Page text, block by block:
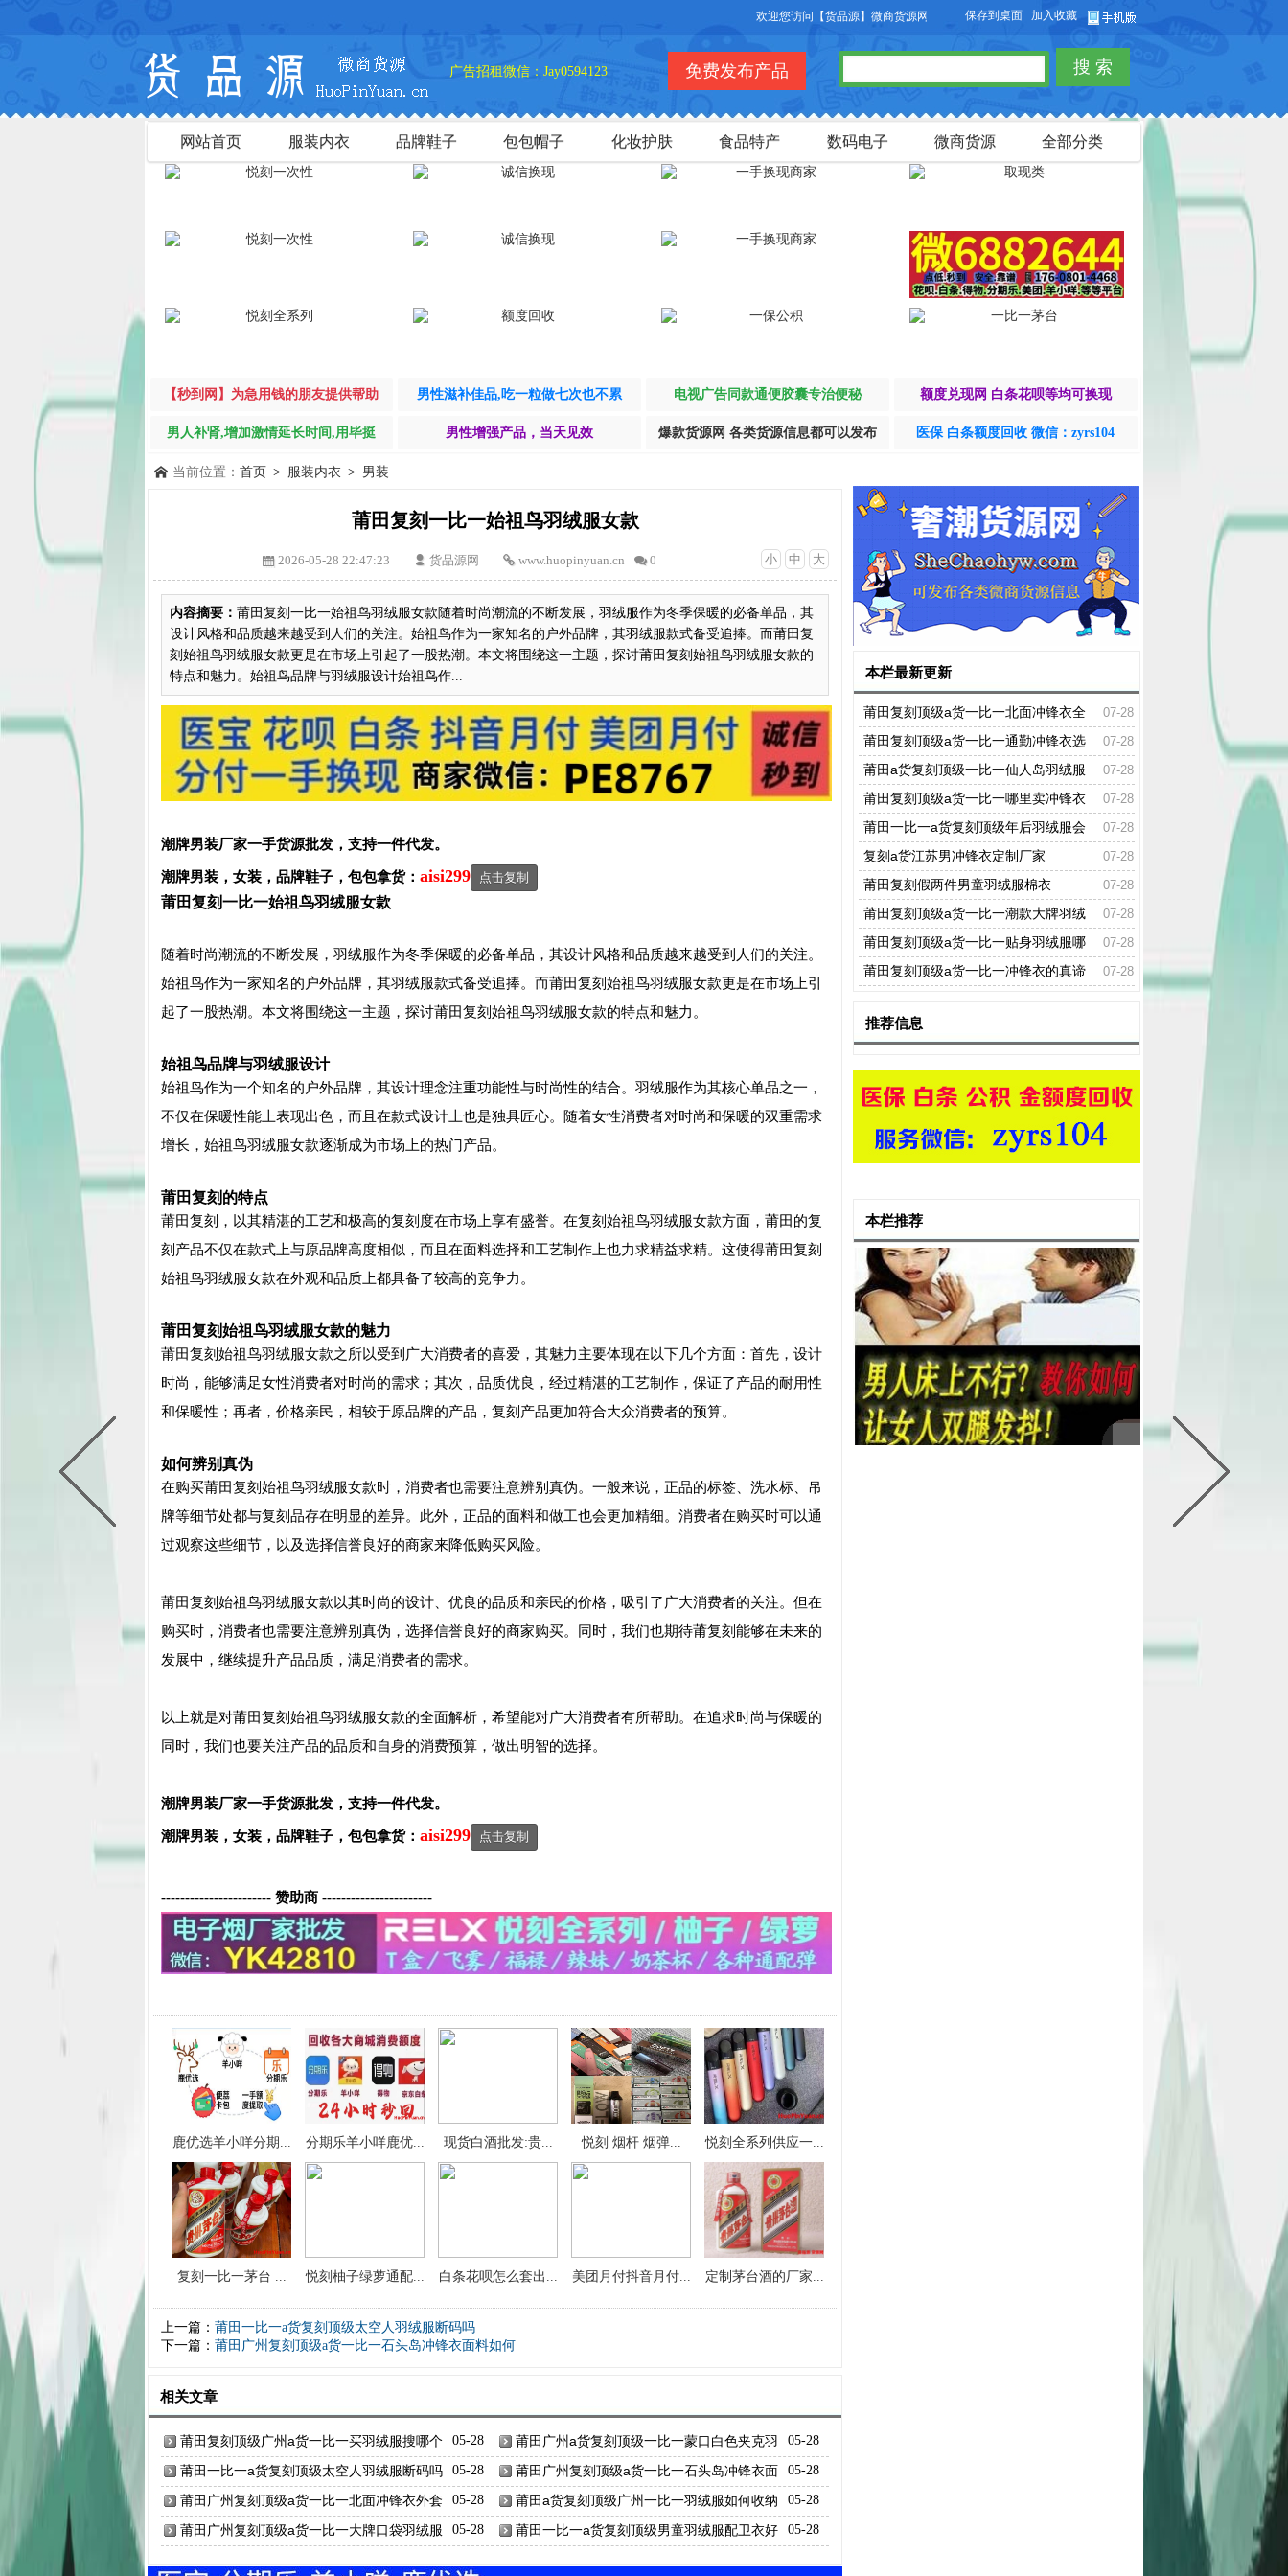
欢迎您访问【货品源】微商货源网站，本站可以免费发布微商货源信息，免费发布供求信息，也可以免费发布
保存到桌面 加入收藏
广告招租微信：Jay0594123 搜 索
免费发布产品
网站首页 服装内衣 品牌鞋子 包包帽子 化妆护肤 食品特产 数码电子 微商货源 全部分类
【秒到网】为急用钱的朋友提供帮助 男性滋补佳品,吃一粒做七次也不累 电视广告同款通便胶囊专治便秘 额度兑现网 白条花呗等均可换现
男人补肾,增加激情延长时间,用毕挺 男性增强产品，当天见效 爆款货源网 各类货源信息都可以发布 医保 白条额度回收 微信：zyrs104
当前位置： 首页 > 服装内衣 > 男装
莆田复刻一比一始祖鸟羽绒服女款
小 中 大
2026-05-28 22:47:23 货品源网 www.huopinyuan.cn 0
内容摘要： 莆田复刻一比一始祖鸟羽绒服女款随着时尚潮流的不断发展，羽绒服作为冬季保暖的必备单品，其
设计风格和品质越来越受到人们的关注。始祖鸟作为一家知名的户外品牌，其羽绒服款式备受追捧。而莆田复
刻始祖鸟羽绒服女款更是在市场上引起了一股热潮。本文将围绕这一主题，探讨莆田复刻始祖鸟羽绒服女款的
特点和魅力。始祖鸟品牌与羽绒服设计始祖鸟作...
潮牌男装厂家一手货源批发，支持一件代发。
潮牌男装， 女装，品牌鞋子，包包拿货： aisi299 点击复制
莆田复刻一比一始祖鸟羽绒服女款
随着时尚潮流的不断发展，羽绒服作为冬季保暖的必备单品，其设计风格和品质越来越受到人们的关注。
始祖鸟作为一家知名的户外品牌，其羽绒服款式备受追捧。而莆田复刻始祖鸟羽绒服女款更是在市场上引
起了一股热潮。本文将围绕这一主题，探讨莆田复刻始祖鸟羽绒服女款的特点和魅力。
始祖鸟品牌与羽绒服设计
始祖鸟作为一个知名的户外品牌，其设计理念注重功能性与时尚性的结合。羽绒服作为其核心单品之一，
不仅在保暖性能上表现出色，而且在款式设计上也是独具匠心。随着女性消费者对时尚和保暖的双重需求
增长，始祖鸟羽绒服女款逐渐成为市场上的热门产品。
莆田复刻 的特点
莆田复刻 ，以其精湛的工艺和极高的复刻 度在市场上享有盛誉。在复刻始祖鸟羽绒服女款方面，莆田的复
刻 产品不仅在款式上与原品牌高度相似，而且在面料选择和工艺制作上也力求精益求精。这使得莆田复刻
始祖鸟羽绒服女款在外观和品质上都具备了较高的竞争力。
莆田复刻始祖鸟羽绒服女款的魅力
莆田复刻始祖鸟羽绒服女款之所以受到广大消费者的喜爱，其魅力主要体现在以下几个方面：首先，设计
时尚，能够满足女性消费者对时尚的需求；其次，品质优良，经过精湛的工艺制作，保证了产品的耐用性
和保暖性；再者，价格亲民，相较于原品牌的产品， 复刻 产品更加符合大众消费者的预算。
如何辨别真伪
在购买莆田复刻始祖鸟羽绒服女款时，消费者也需要注意辨别真伪。一般来说，正品的标签、洗水标、吊
牌等细节处都与复刻品存在明显的差异。此外，正品的面料和做工也会更加精细。消费者在购买时可以通
过观察这些细节，以及选择信誉良好的商家来降低购买风险。
莆田复刻始祖鸟羽绒服女款以其时尚的设计、优良的品质和亲民的价格，吸引了广大消费者的关注。但在
购买时，消费者也需要注意辨别真伪，选择信誉良好的商家购买。同时，我们也期待莆复刻能够在未来的
发展中，继续提升产品品质，满足消费者的需求。
以上就是对莆田复刻始祖鸟羽绒服女款的全面解析，希望能对广大消费者有所帮助。在追求时尚与保暖的
同时，我们也要关注产品的品质和自身的消费预算，做出明智的选择。
潮牌男装厂家一手货源批发，支持一件代发。
潮牌男装， 女装，品牌鞋子，包包拿货： aisi299 点击复制
----------------------- 赞助商 -----------------------
鹿优选羊小咩分期... 分期乐羊小咩鹿优... 现货白酒批发:贵... 悦刻 烟杆 烟弹... 悦刻全系列供应一...
复刻一比一茅台 ... 悦刻柚子绿萝通配... 白条花呗怎么套出... 美团月付抖音月付... 定制茅台酒的厂家...
上一篇： 莆田一比一a货复刻顶级太空人羽绒服断码吗
下一篇： 莆田广州复刻顶级a货一比一石头岛冲锋衣面料如何
相关文章
05-28
莆田复刻顶级广州a货一比一买羽绒服搜哪个
网站
05-28
莆田广州a货复刻顶级一比一蒙口白色夹克羽
绒服
05-28
莆田一比一a货复刻顶级太空人羽绒服断码吗 05-28
莆田广州复刻顶级a货一比一石头岛冲锋衣面
料如何
05-28
莆田广州复刻顶级a货一比一北面冲锋衣外套
收纳推荐
05-28
莆田a货复刻顶级广州一比一羽绒服如何收纳
无帽子
05-28
莆田广州复刻顶级a货一比一大牌口袋羽绒服 05-28
莆田一比一a货复刻顶级男童羽绒服配卫衣好
本栏最新更新
07-28
莆田复刻顶级a货一比一北面冲锋衣全
细节 07-28
莆田复刻顶级a货一比一通勤冲锋衣选
什么系列 07-28
莆田a货复刻顶级一比一仙人岛羽绒服
质量如何 07-28
莆田复刻顶级a货一比一哪里卖冲锋衣
07-28
莆田一比一a货复刻顶级年后羽绒服会
打折吗 07-28
复刻a货江苏男冲锋衣定制厂家
07-28
莆田复刻假两件男童羽绒服棉衣
07-28
莆田复刻顶级a货一比一潮款大牌羽绒
服图片 07-28
莆田复刻顶级a货一比一贴身羽绒服哪
个最保暖 07-28
莆田复刻顶级a货一比一冲锋衣的真谛
推荐信息
本栏推荐